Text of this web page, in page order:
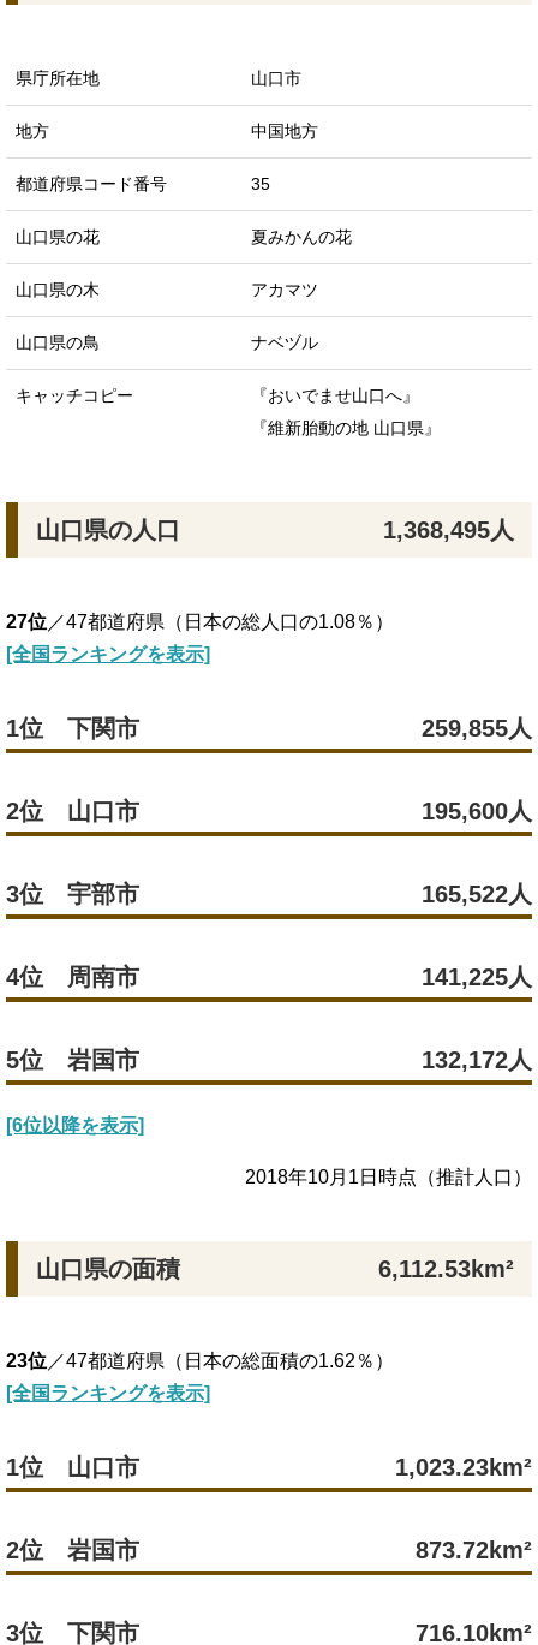
県庁所在地 山口市
地方 中国地方
都道府県コード番号 35
山口県の花 夏みかんの花
山口県の木 アカマツ
山口県の鳥 ナベヅル
キャッチコピー
『おいでませ山口へ』
『維新胎動の地 山口県』
山口県の人口 1,368,495人
27位／47都道府県（日本の総人口の1.08％）
[全国ランキングを表示]
1位 下関市 259,855人
2位 山口市 195,600人
3位 宇部市 165,522人
4位 周南市 141,225人
5位 岩国市 132,172人
[6位以降を表示]
2018年10月1日時点（推計人口）
山口県の面積 6,112.53km²
23位／47都道府県（日本の総面積の1.62％）
[全国ランキングを表示]
1位 山口市 1,023.23km²
2位 岩国市 873.72km²
3位 下関市 716.10km²